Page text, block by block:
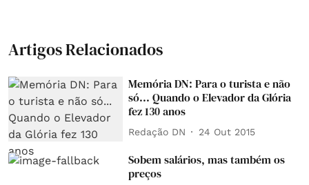
Artigos Relacionados
Memória DN: Para o turista e não
só... Quando o Elevador da Glória
fez 130 anos
Redação DN 24 Out 2015
Sobem salários, mas também os
preços